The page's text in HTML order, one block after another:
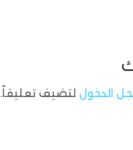
الدخول لتضيف تعليقاً.